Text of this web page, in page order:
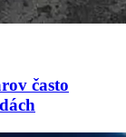
často